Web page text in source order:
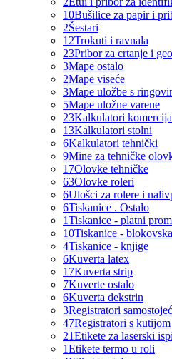
10Bušilice za papir i
2Šestari
12Trokuti i ravnala
23Pribor za crtanje i
3Mape ostalo
2Mape viseće
3Mape uložbe s
5Mape uložne varene
23Kalkulatori
13Kalkulatori stolni
6Kalkulatori tehnički
9Mine za tehničke
17Olovke tehničke
63Olovke roleri
6Ulošci za rolere i
6Tiskanice . Ostalo
1Tiskanice - platni
10Tiskanice -
4Tiskanice - knjige
6Kuverta latex
17Kuverta strip
7Kuverte ostalo
6Kuverta dekstrin
3Registratori
47Registratori s kutijom
21Etikete za laserski
1Etikete termo u roli